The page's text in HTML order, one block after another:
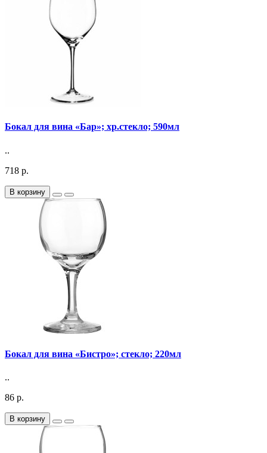
Бокал для вина «Бар»; хр.стекло; 590мл
..
718 р.
В корзину
Бокал для вина «Бистро»; стекло; 220мл
..
86 р.
В корзину